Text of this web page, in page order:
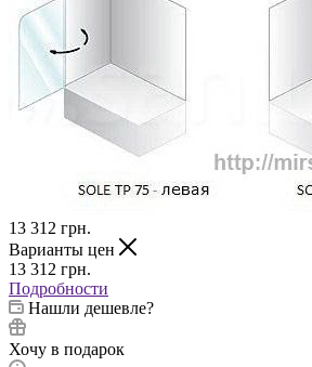
13 312 грн.
Варианты цен
13 312 грн.
Подробности
Нашли дешевле?
Хочу в подарок